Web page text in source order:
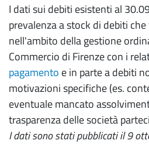
I dati sui debiti esistenti al
prevalenza a stock di debiti
nell'ambito della gestione
Commercio di Firenze con i
pagamento e in parte a debiti
motivazioni specifiche (es.
eventuale mancato
trasparenza delle società
I dati sono stati pubblicati il 9